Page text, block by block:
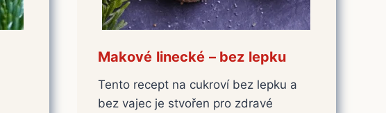
Makové linecké – bez lepku
Tento recept na cukroví bez lepku a
bez vajec je stvořen pro zdravé